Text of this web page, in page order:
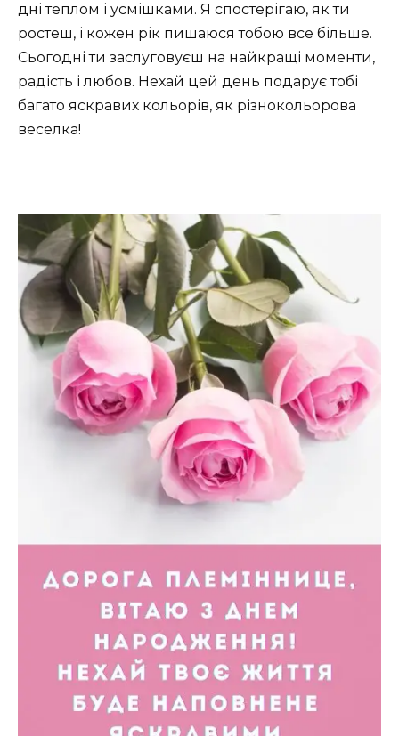
дні теплом і усмішками. Я спостерігаю, як ти
ростеш, і кожен рік пишаюся тобою все більше.
Сьогодні ти заслуговуєш на найкращі моменти,
радість і любов. Нехай цей день подарує тобі
багато яскравих кольорів, як різнокольорова
веселка!